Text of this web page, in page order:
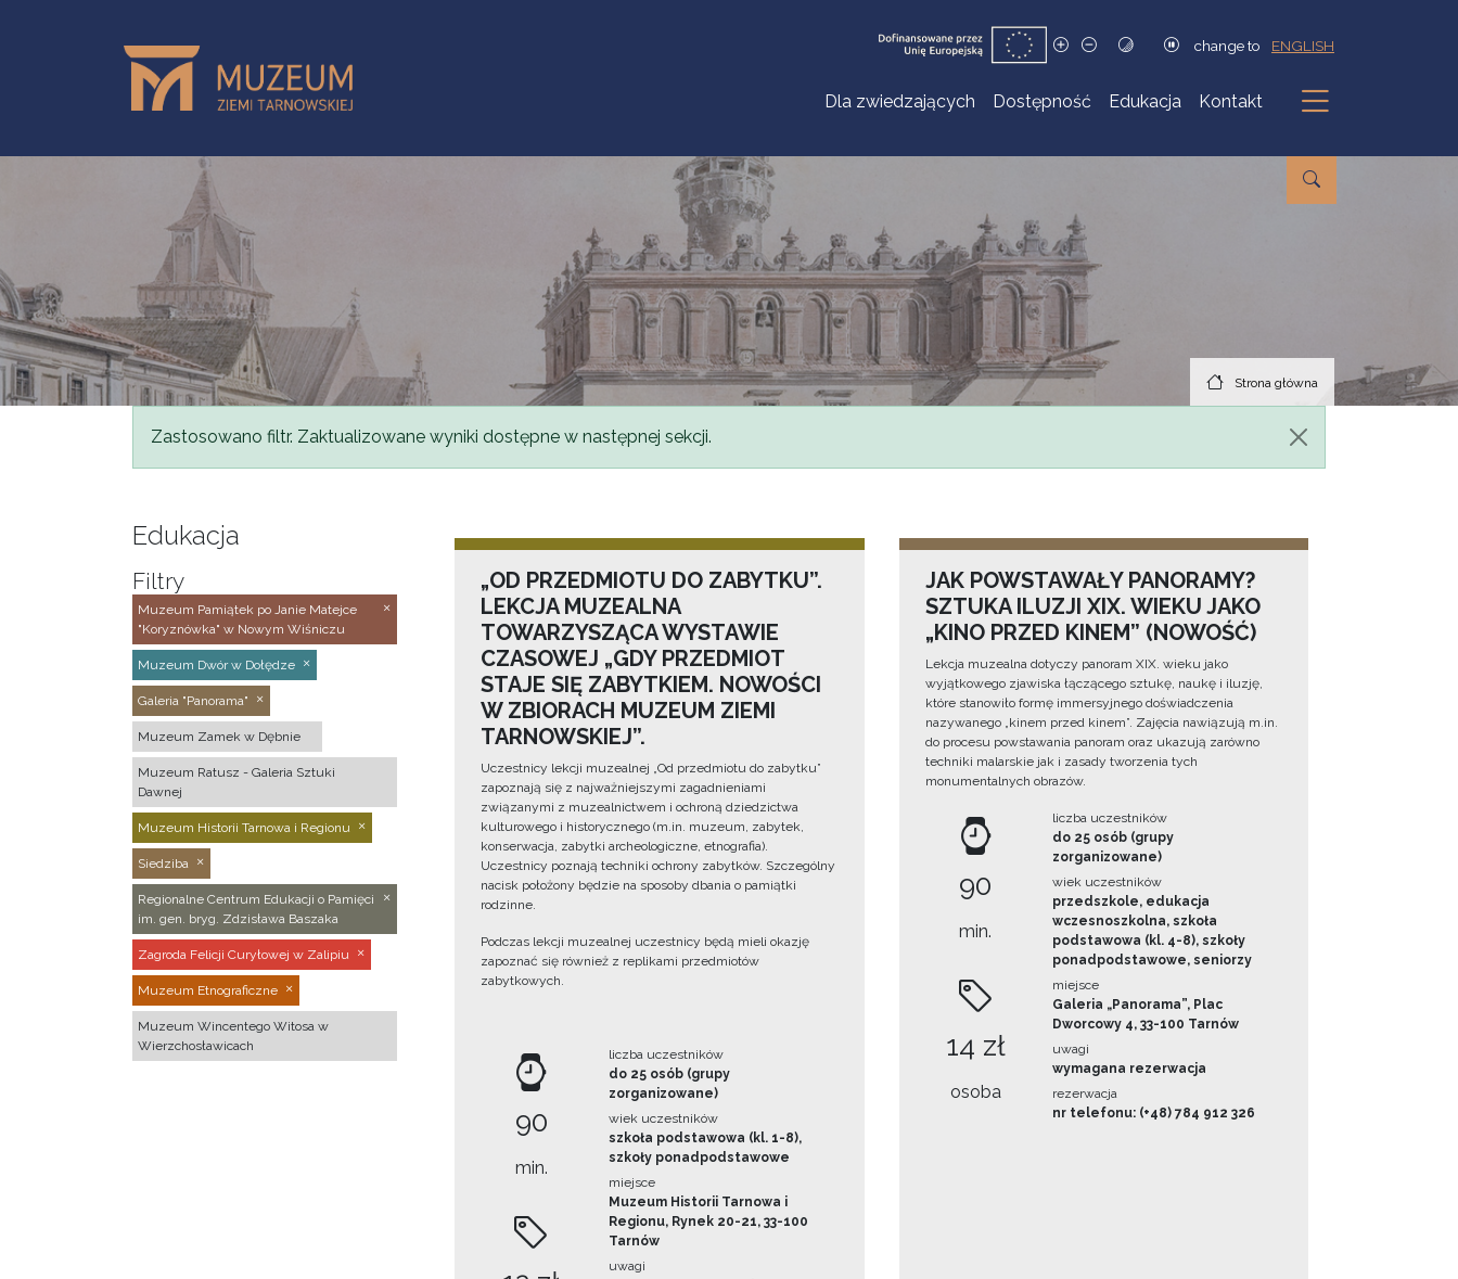
change to ENGLISH
Dla zwiedzających Dostępność Edukacja Kontakt
Podmenu
Strona główna
Komunikat
Zastosowano filtr. Zaktualizowane wyniki dostępne w następnej sekcji.
Edukacja
Filtry
Muzeum Pamiątek po Janie Matejce
"Koryznówka" w Nowym Wiśniczu
Muzeum Dwór w Dołędze
Galeria "Panorama"
Muzeum Zamek w Dębnie
Muzeum Ratusz - Galeria Sztuki
Dawnej
Muzeum Historii Tarnowa i Regionu
Siedziba
Regionalne Centrum Edukacji o Pamięci
im. gen. bryg. Zdzisława Baszaka
Zagroda Felicji Curyłowej w Zalipiu
Muzeum Etnograficzne
Muzeum Wincentego Witosa w
Wierzchosławicach
„OD PRZEDMIOTU DO ZABYTKU”.
LEKCJA MUZEALNA
TOWARZYSZĄCA WYSTAWIE
CZASOWEJ „GDY PRZEDMIOT
STAJE SIĘ ZABYTKIEM. NOWOŚCI
W ZBIORACH MUZEUM ZIEMI
TARNOWSKIEJ”.
Uczestnicy lekcji muzealnej „Od przedmiotu do zabytku”
zapoznają się z najważniejszymi zagadnieniami
związanymi z muzealnictwem i ochroną dziedzictwa
kulturowego i historycznego (m.in. muzeum, zabytek,
konserwacja, zabytki archeologiczne, etnografia).
Uczestnicy poznają techniki ochrony zabytków. Szczególny
nacisk położony będzie na sposoby dbania o pamiątki
rodzinne.
Podczas lekcji muzealnej uczestnicy będą mieli okazję
zapoznać się również z replikami przedmiotów
zabytkowych.
90
min.
liczba uczestników
do 25 osób (grupy
zorganizowane)
wiek uczestników
szkoła podstawowa (kl. 1-8),
szkoły ponadpodstawowe
miejsce
Muzeum Historii Tarnowa i
Regionu, Rynek 20-21, 33-100
Tarnów
uwagi
JAK POWSTAWAŁY PANORAMY?
SZTUKA ILUZJI XIX. WIEKU JAKO
„KINO PRZED KINEM” (NOWOŚĆ)
Lekcja muzealna dotyczy panoram XIX. wieku jako
wyjątkowego zjawiska łączącego sztukę, naukę i iluzję,
które stanowiło formę immersyjnego doświadczenia
nazywanego „kinem przed kinem”. Zajęcia nawiązują m.in.
do procesu powstawania panoram oraz ukazują zarówno
techniki malarskie jak i zasady tworzenia tych
monumentalnych obrazów.
90
min.
14 zł
osoba
liczba uczestników
do 25 osób (grupy
zorganizowane)
wiek uczestników
przedszkole, edukacja
wczesnoszkolna, szkoła
podstawowa (kl. 4-8), szkoły
ponadpodstawowe, seniorzy
miejsce
Galeria „Panorama”, Plac
Dworcowy 4, 33-100 Tarnów
uwagi
wymagana rezerwacja
rezerwacja
nr telefonu: (+48) 784 912 326